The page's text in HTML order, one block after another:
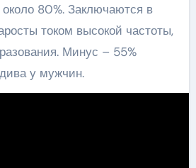
80%. Заключаются в
током высокой частоты,
Минус – 55%
у мужчин.